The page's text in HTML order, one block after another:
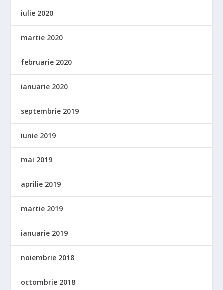
iulie 2020
martie 2020
februarie 2020
ianuarie 2020
septembrie 2019
iunie 2019
mai 2019
aprilie 2019
martie 2019
ianuarie 2019
noiembrie 2018
octombrie 2018